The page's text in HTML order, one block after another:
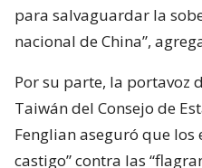
para salvaguardar la
nacional de China”,
Por su parte, la portavoz
Taiwán del Consejo de
Fenglian aseguró que los
castigo” contra las